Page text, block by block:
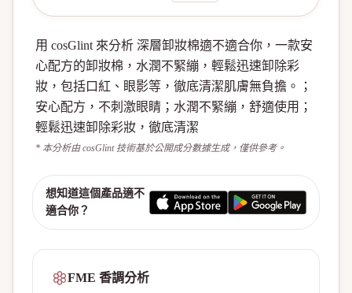
用 cosGlint 來分析 深層卸妝棉適不適合你，一款安
心配方的卸妝棉，水潤不緊繃，輕鬆迅速卸除彩
妝，包括口紅、眼影等，徹底清潔肌膚無負擔。；
安心配方，不刺激眼睛；水潤不緊繃，舒適使用；
輕鬆迅速卸除彩妝，徹底清潔
* 本分析由 cosGlint 技術基於公開成分數據生成，僅供參考。
想知道這個產品適不
適合你？
FME 香調分析